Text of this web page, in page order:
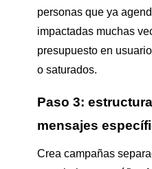
personas que ya
impactadas muchas
presupuesto en
o saturados.
Paso 3:
mensajes
Crea campañas